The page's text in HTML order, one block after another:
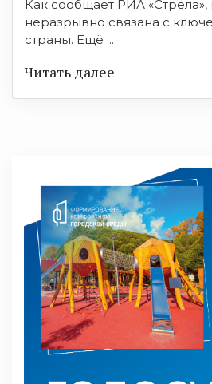
Как сообщает РИА
неразрывно связана с
страны. Ещё ...
Читать далее